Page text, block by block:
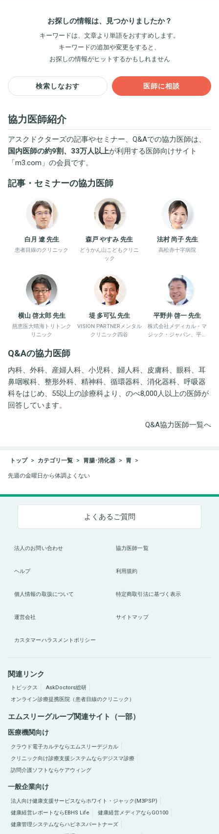
お探しの情報は、見つかりましたか？
キーワードは、文章より単語をおすすめします。
キーワードの追加や変更をすると、
お探しの情報がヒットするかもしれません
検索しなおす 医師に相談
協力医師紹介
アスクドクターズの記事やセミナー、Q&Aでの協力医師は、
国内医師の約9割、33万人以上が利用する医師向けサイト
「m3.com 」の会員です。
記事・セミナーの協力医師
白月 遼 先生
患者目線のクリニック
森戸 やすみ 先生
どうかん山こどもクリニ
ック
法村 尚子 先生
高松赤十字病院
横山 啓太郎 先生
慈恵医大晴海トリトンク
リニック
堤 多可弘 先生
VISION PARTNERメンタル
クリニック四谷
平野井 啓一 先生
株式会社メディカル・マ
ジック・ジャパン、平野
Q&Aの協力医師
内科、外科、産婦人科、小児科、婦人科、皮膚科、眼科、耳
鼻咽喉科、整形外科、精神科、循環器科、消化器科、呼吸器
科をはじめ、55以上の診療科より、のべ8,000人以上の医師が
回答しています。
Q&A協力医師一覧へ
トップ カテゴリ一覧 胃腸･消化器 胃
先週の金曜日から体調よくない
よくあるご質問
法人のお問い合わせ 協力医師一覧
ヘルプ 利用規約
個人情報の取扱について 特定商取引法に基づく表示
運営会社 サイトマップ
カスタマーハラスメントポリシー
関連リンク
トピックス
AskDoctors総研
オンライン診療提携医院（患者目線のクリニック）
エムスリーグループ関連サイト（一部）
医療機関向け
クラウド電子カルテならエムスリーデジカル
クリニック向け診療支援システムならデジスマ診療
訪問介護ソフトならケアウィング
一般企業向け
法人向け健康支援サービスならホワイト・ジャック(M3PSP)
健康経営レポートならEBHS Life
健康経営メディアならGO100
健康管理システムならハピネスパートナーズ